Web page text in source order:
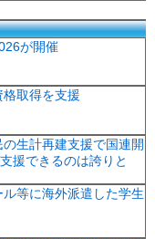
が開催
取得を支援
生計再建支援で国連開
援できるのは誇りと
等に海外派遣した学生